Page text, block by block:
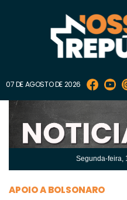
07 DE AGOSTO DE 2026
Segunda-feira,
APOIO A BOLSONARO